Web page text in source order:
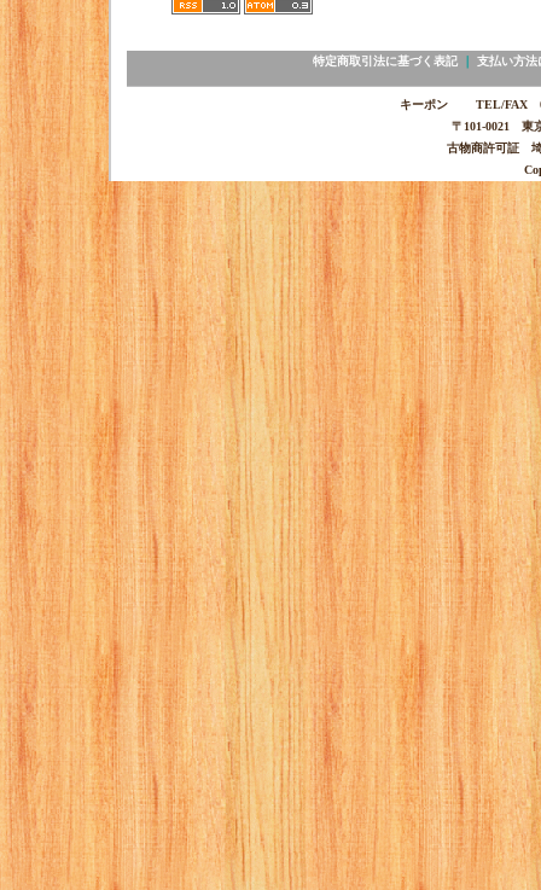
特定商取引法に基づく表記｜ 支払い方法
キーポン TEL/FAX
〒101-0021 東
古物商許可証